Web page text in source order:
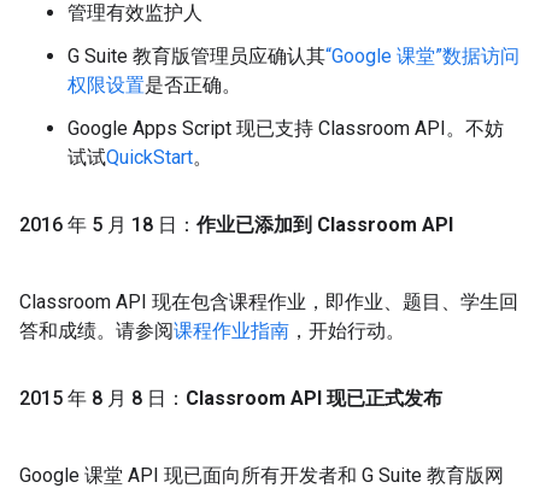
管理有效监护人
G Suite 教育版管理员应确认其“Google 课堂”数据访问
权限设置是否正确。
Google Apps Script 现已支持 Classroom API。不妨
试试QuickStart。
2016 年 5 月 18 日： 作业已添加到 Classroom API
Classroom API 现在包含课程作业，即作业、题目、学生回
答和成绩。请参阅课程作业指南 ，开始行动。
2015 年 8 月 8 日： Classroom API 现已正式发布
Google 课堂 API 现已面向所有开发者和 G Suite 教育版网